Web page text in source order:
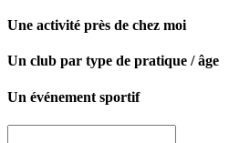
Une activité près de chez moi
Un club par type de pratique / âge
Un événement sportif